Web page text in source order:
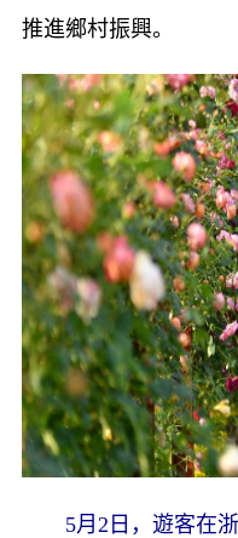
推進鄉村振興。
5月2日，遊客在